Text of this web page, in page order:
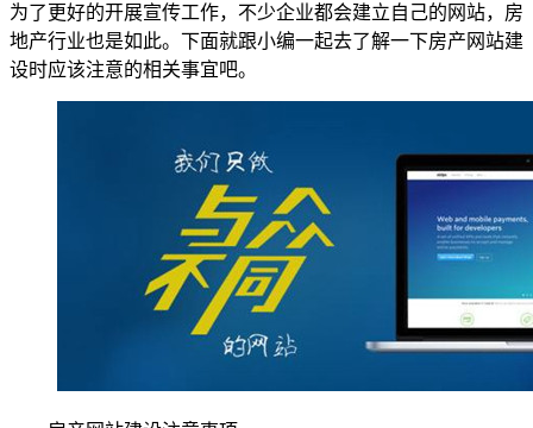
为了更好的开展宣传工作，不少企业都会建立自己的网站，房
地产行业也是如此。下面就跟小编一起去了解一下房产网站建
设时应该注意的相关事宜吧。